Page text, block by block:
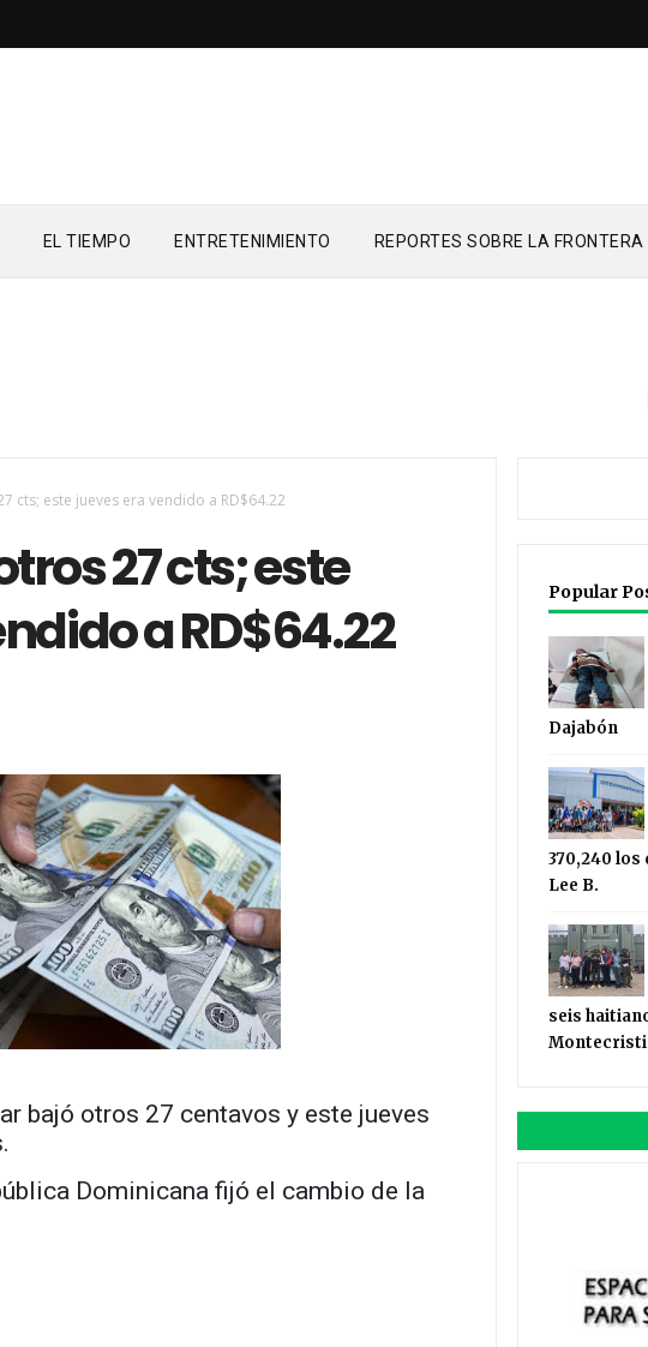
EL TIEMPO ENTRETENIMIENTO REPORTES SOBRE LA FRONTERA
cts; este jueves era vendido a RD$64.22
27 cts; este
a RD$64.22
bajó otros 27 centavos y este jueves
Dominicana fijó el cambio de la
Popular
Dajabón
370,240
Lee B.
seis
Montecristi